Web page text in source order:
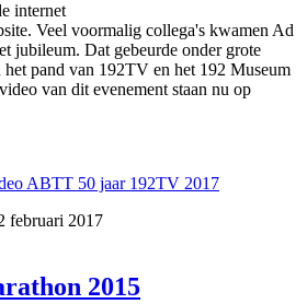
internet
Veel voormalig collega's kwamen Ad
jubileum. Dat gebeurde onder grote
pand van 192TV en het 192 Museum
van dit evenement staan nu op
ABTT 50 jaar 192TV 2017
februari 2017
2015